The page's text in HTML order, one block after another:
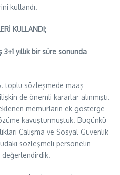
kullandı.
KULLANDI;
yıllık bir süre sonunda
toplu sözleşmede maaş
de önemli kararlar alınmıştı.
memurların ek gösterge
kavuşturmuştuk. Bugünkü
Çalışma ve Sosyal Güvenlik
sözleşmeli personelin